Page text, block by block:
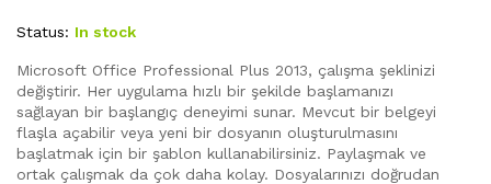
Status: In stock
Microsoft Office Professional Plus 2013, çalışma şeklinizi
değiştirir. Her uygulama hızlı bir şekilde başlamanızı
sağlayan bir başlangıç deneyimi sunar. Mevcut bir belgeyi
flaşla açabilir veya yeni bir dosyanın oluşturulmasını
başlatmak için bir şablon kullanabilirsiniz. Paylaşmak ve
ortak çalışmak da çok daha kolay. Dosyalarınızı doğrudan